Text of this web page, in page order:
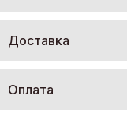
Доставка
Оплата